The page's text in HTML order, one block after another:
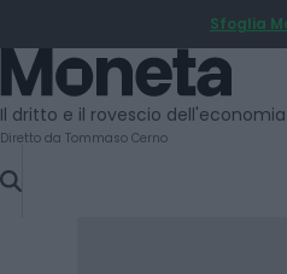
TO
CONTENT
Sfoglia
Moneta
Il dritto e il rovescio dell'economia
Diretto da Tommaso Cerno